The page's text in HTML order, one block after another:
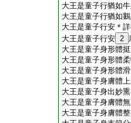
大王是童子行猶如
大王是童子行猶如
大王是童子行安＊
大王是童子行安 2
大王是童子身形體
大王是童子身形體
大王是童子身形體
大王是童子身膚體
大王是童子身出妙
大王是童子身膚體
大王是童子身膚體